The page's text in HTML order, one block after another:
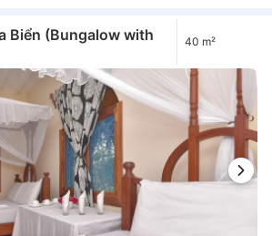
Biển (Bungalow with
40 m²